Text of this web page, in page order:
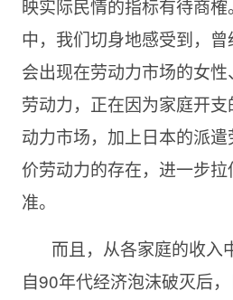
映实际民情的指标有待商
中，我们切身地感受到，
会出现在劳动力市场的女
劳动力，正在因为家庭开
动力市场，加上日本的派
价劳动力的存在，进一步
准。
而且，从各家庭的收入
自90年代经济泡沫破灭后